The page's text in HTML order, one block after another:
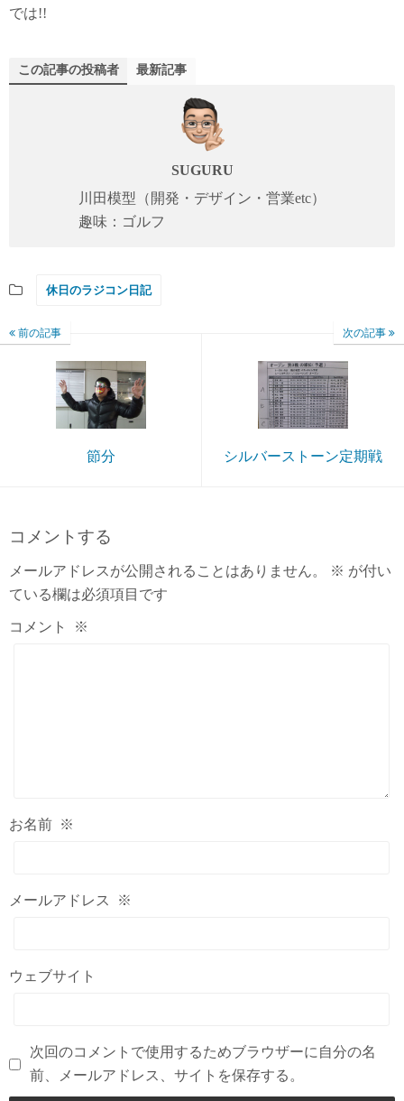
では!!
この記事の投稿者 最新記事
SUGURU
川田模型（開発・デザイン・営業etc）
趣味：ゴルフ
休日のラジコン日記
前の記事
節分
次の記事
シルバーストーン定期戦
コメントする
メールアドレスが公開されることはありません。 ※ が付い
ている欄は必須項目です
コメント ※
お名前 ※
メールアドレス ※
ウェブサイト
次回のコメントで使用するためブラウザーに自分の名
前、メールアドレス、サイトを保存する。